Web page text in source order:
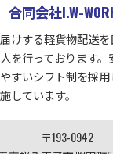
合同会社I.W-
けする軽貨物配送
を行っております
すいシフト制を採
しています。
〒193-0942